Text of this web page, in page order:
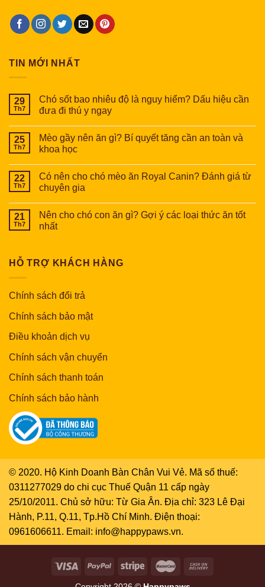
TIN MỚI NHẤT
29
Th7
Chó sốt bao nhiêu độ là nguy hiểm? Dấu hiệu cần
đưa đi thú y ngay
25
Th7
Mèo gầy nên ăn gì? Bí quyết tăng cần an toàn và
khoa học
22
Th7
Có nên cho chó mèo ăn Royal Canin? Đánh giá từ
chuyên gia
21
Th7
Nên cho chó con ăn gì? Gợi ý các loại thức ăn tốt
nhất
HỖ TRỢ KHÁCH HÀNG
Chính sách đổi trả
Chính sách bảo mật
Điều khoản dịch vụ
Chính sách vận chuyển
Chính sách thanh toán
Chính sách bảo hành
© 2020. Hộ Kinh Doanh Bàn Chân Vui Vẻ. Mã số thuế:
0311277029 do chi cục Thuế Quận 11 cấp ngày
25/10/2011. Chủ sở hữu: Từ Gia Ân. Địa chỉ: 323 Lê Đại
Hành, P.11, Q.11, Tp.Hồ Chí Minh. Điện thoại:
0961606611. Email: info@happypaws.vn.